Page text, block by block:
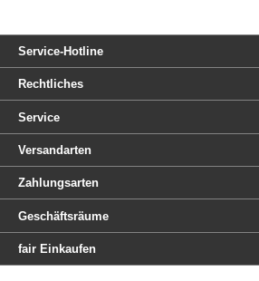
Service-Hotline
Rechtliches
Service
Versandarten
Zahlungsarten
Geschäftsräume
fair Einkaufen